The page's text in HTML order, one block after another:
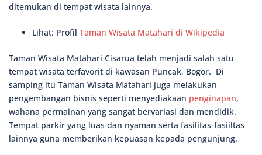
ditemukan di tempat wisata lainnya.
Lihat: Profil Taman Wisata Matahari di Wikipedia
Taman Wisata Matahari Cisarua telah menjadi salah satu
tempat wisata terfavorit di kawasan Puncak, Bogor. Di
samping itu Taman Wisata Matahari juga melakukan
pengembangan bisnis seperti menyediakaan penginapan,
wahana permainan yang sangat bervariasi dan mendidik.
Tempat parkir yang luas dan nyaman serta fasilitas-fasiiltas
lainnya guna memberikan kepuasan kepada pengunjung.